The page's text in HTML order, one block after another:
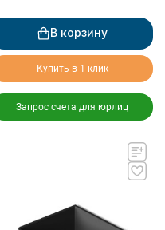
В корзину
Купить в 1 клик
Запрос счета для юрлиц